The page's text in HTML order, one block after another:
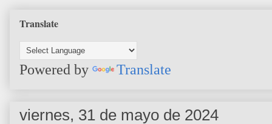
Translate
Powered by Translate
viernes, 31 de mayo de 2024